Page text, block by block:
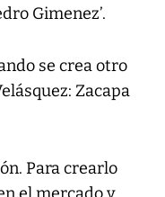
Gimenez’.
se crea otro
Zacapa
Para crearlo